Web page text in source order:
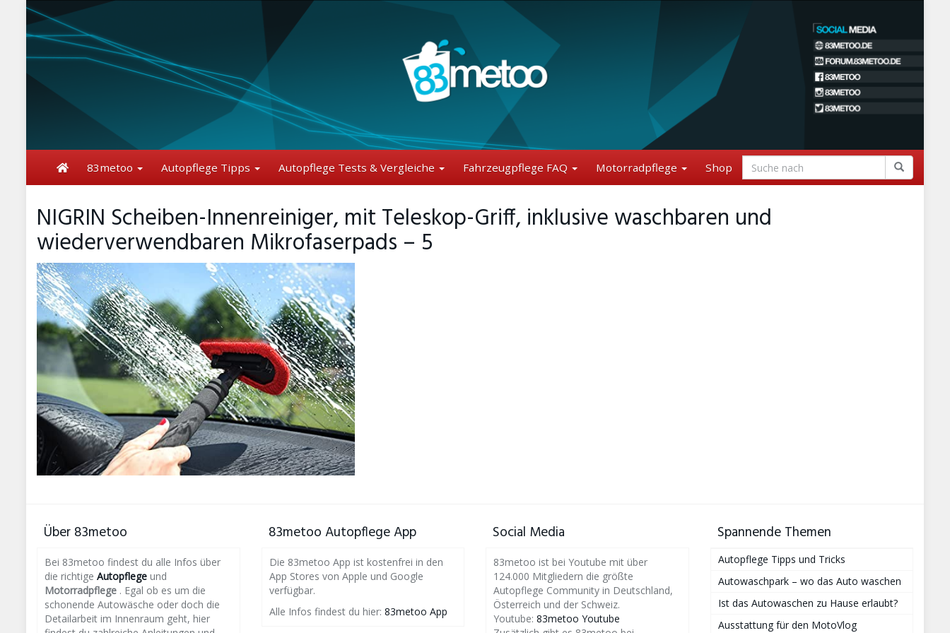
content
83metoo Autopflege Tipps Autopflege Tests & Vergleiche Fahrzeugpflege FAQ Motorradpflege Shop
NIGRIN Scheiben-Innenreiniger, mit Teleskop-Griff, inklusive waschbaren und
wiederverwendbaren Mikrofaserpads – 5
Über 83metoo
Bei 83metoo findest du alle Infos über
die richtige Autopflege und
Motorradpflege . Egal ob es um die
schonende Autowäsche oder doch die
Detailarbeit im Innenraum geht, hier
83metoo Autopflege App
Die 83metoo App ist kostenfrei in den
App Stores von Apple und Google
verfügbar.
Alle Infos findest du hier: 83metoo App
Social Media
83metoo ist bei Youtube mit über
124.000 Mitgliedern die größte
Autopflege Community in Deutschland,
Österreich und der Schweiz.
Youtube: 83metoo Youtube
Spannende Themen
Autopflege Tipps und Tricks
Autowaschpark – wo das Auto waschen
Ist das Autowaschen zu Hause erlaubt?
Ausstattung für den MotoVlog